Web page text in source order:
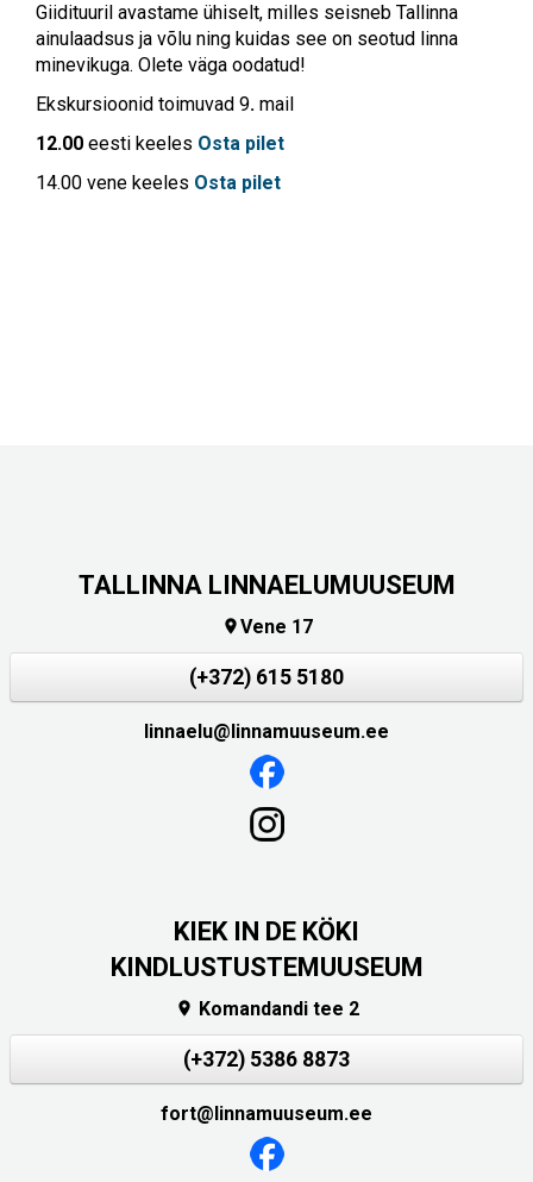
Giidituuril avastame ühiselt, milles seisneb Tallinna
ainulaadsus ja võlu ning kuidas see on seotud linna
minevikuga. Olete väga oodatud!
Ekskursioonid toimuvad 9. mail
12.00 eesti keeles Osta pilet
14.00 vene keeles Osta pilet
TALLINNA LINNAELUMUUSEUM
Vene 17
(+372) 615 5180
linnaelu@linnamuuseum.ee
KIEK IN DE KÖKI
KINDLUSTUSTEMUUSEUM
 Komandandi tee 2
(+372) 5386 8873
fort@linnamuuseum.ee